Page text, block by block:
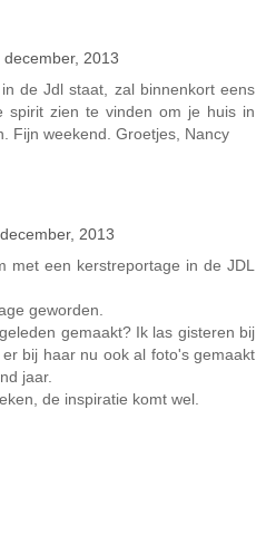
2013
de Jdl staat, zal binnenkort eens
spirit zien te vinden om je huis in
Fijn weekend. Groetjes, Nancy
2013
met een kerstreportage in de JDL
geworden.
gemaakt? Ik las gisteren bij
bij haar nu ook al foto's gemaakt
jaar.
de inspiratie komt wel.